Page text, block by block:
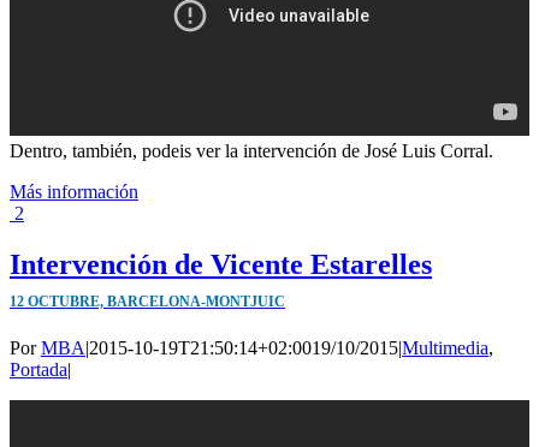
Dentro, también, podeis ver la intervención de José Luis Corral.
Más información
2
Intervención de Vicente Estarelles
12 OCTUBRE, BARCELONA-MONTJUIC
PorMBA|2015-10-19T21:50:14+02:0019/10/2015|Multimedia,
Portada|